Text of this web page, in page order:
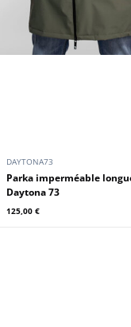
DAYTONA73
Parka imperméable longue kaki
Daytona 73
125,00 €